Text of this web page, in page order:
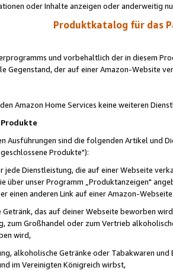
oder Inhalte anzeigen oder anderweitig
Produktkatalog für das
und vorbehaltlich der in diesem
Gegenstand, der auf einer Amazon-Website
Amazon Home Services keine weiteren
Produkte
Ausführungen sind die folgenden Artikel und
Produkte"):
jede Dienstleistung, die auf einer Webseite
über unser Programm „Produktanzeigen"
einen anderen Link auf einer Amazon-
das auf deiner Webseite beworben
zum Großhandel oder zum Vertrieb
wird,
alkoholische Getränke oder Tabakwaren
im Vereinigten Königreich wirbst,